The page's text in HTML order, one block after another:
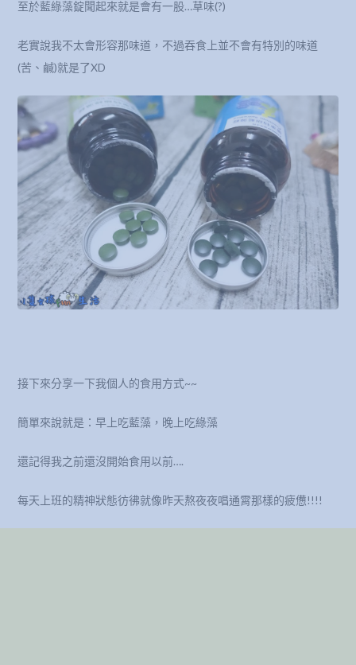
至於藍綠藻錠聞起來就是會有一股…草味(?)
老實說我不太會形容那味道，不過吞食上並不會有特別的味道
(苦、鹹)就是了XD
接下來分享一下我個人的食用方式~~
簡單來說就是：早上吃藍藻，晚上吃綠藻
還記得我之前還沒開始食用以前….
每天上班的精神狀態彷彿就像昨天熬夜夜唱通霄那樣的疲憊!!!!